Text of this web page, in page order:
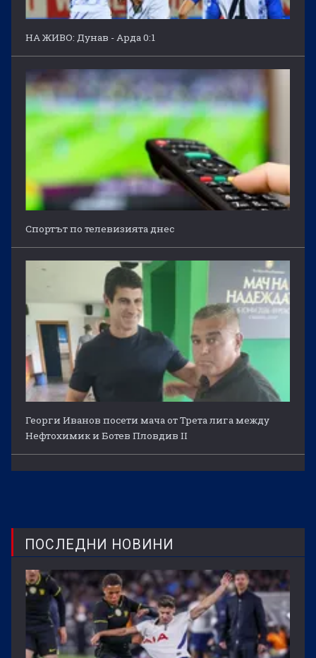
НА ЖИВО: Дунав - Арда 0:1
Спортът по телевизията днес
Георги Иванов посети мача от Трета лига между
Нефтохимик и Ботев Пловдив II
ПОСЛЕДНИ НОВИНИ